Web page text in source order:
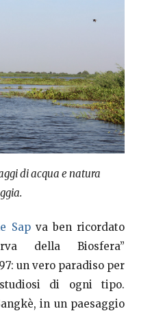
di acqua e natura
Sapva ben ricordato
della Biosfera”
un vero paradiso per
di ogni tipo.
in un paesaggio